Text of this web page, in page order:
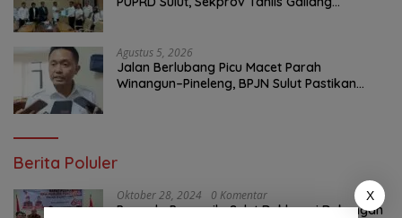
Agustus 5, 2026
Jalan Berlubang Picu Macet Parah
Winangun–Pineleng, BPJN Sulut Pastikan
Berita Poluler
Oktober 28, 2024 0 Komentar
Pemuda Pancasila Sulut Deklarasi Dukungan
X